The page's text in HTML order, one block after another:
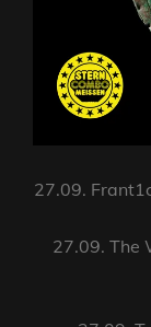
27.09.
27.09. The